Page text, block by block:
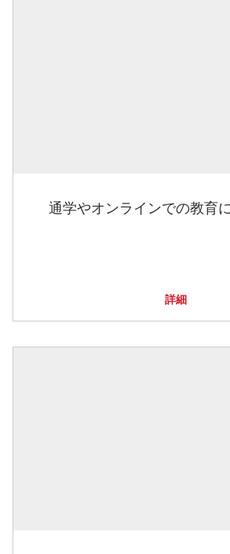
通学やオンラインでの教育
詳細